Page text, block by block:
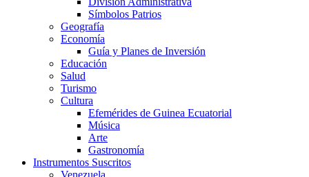
Símbolos Patrios
Geografía
Economía
Guía y Planes de Inversión
Educación
Salud
Turismo
Cultura
Efemérides de Guinea Ecuatorial
Música
Arte
Gastronomía
Instrumentos Suscritos
Venezuela